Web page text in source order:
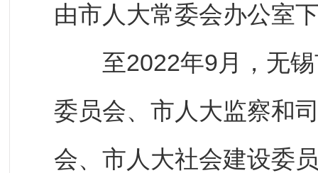
由市人大常委会办公室
至2022年9月，无锡
委员会、市人大监察和
会、市人大社会建设委